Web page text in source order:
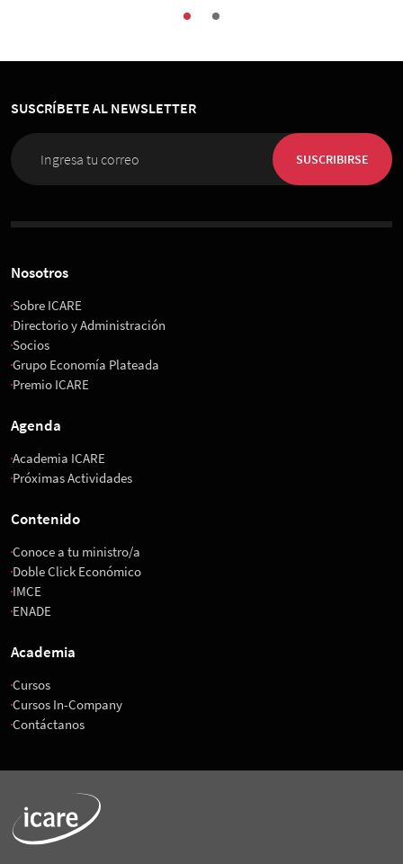
SUSCRÍBETE AL NEWSLETTER
SUSCRIBIRSE
Nosotros
Sobre ICARE
Directorio y Administración
Socios
Grupo Economía Plateada
Premio ICARE
Agenda
Academia ICARE
Próximas Actividades
Contenido
Conoce a tu ministro/a
Doble Click Económico
IMCE
ENADE
Academia
Cursos
Cursos In-Company
Contáctanos